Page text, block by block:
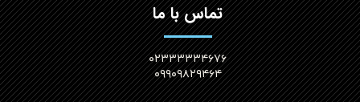
تماس با ما
۰۲۳۳۳۳۳۴۶۷۶
۰۹۹۰۹۸۲۹۴۶۴